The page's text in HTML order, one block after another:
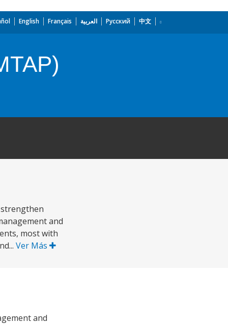
English Français العربية Русский 中文
and
most with
Ver Más
and